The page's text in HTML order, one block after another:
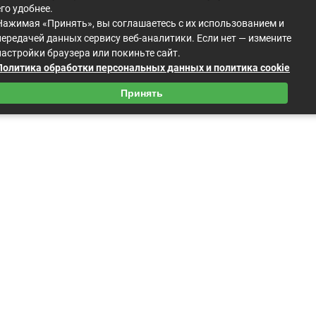
удобнее.
«Принять», вы соглашаетесь с их использованием и
данных сервису веб-аналитики. Если нет — измените
браузера или покиньте сайт.
обработки персональных данных и политика cookie
Принять